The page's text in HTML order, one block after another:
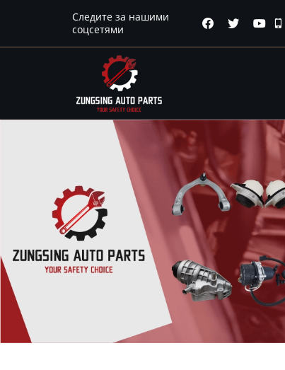
Следите за нашими
соцсетями
   